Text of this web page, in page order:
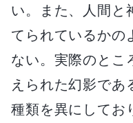
い。また、人間と
てられているかの
ない。実際のとこ
えられた幻影であ
種類を異にしてお